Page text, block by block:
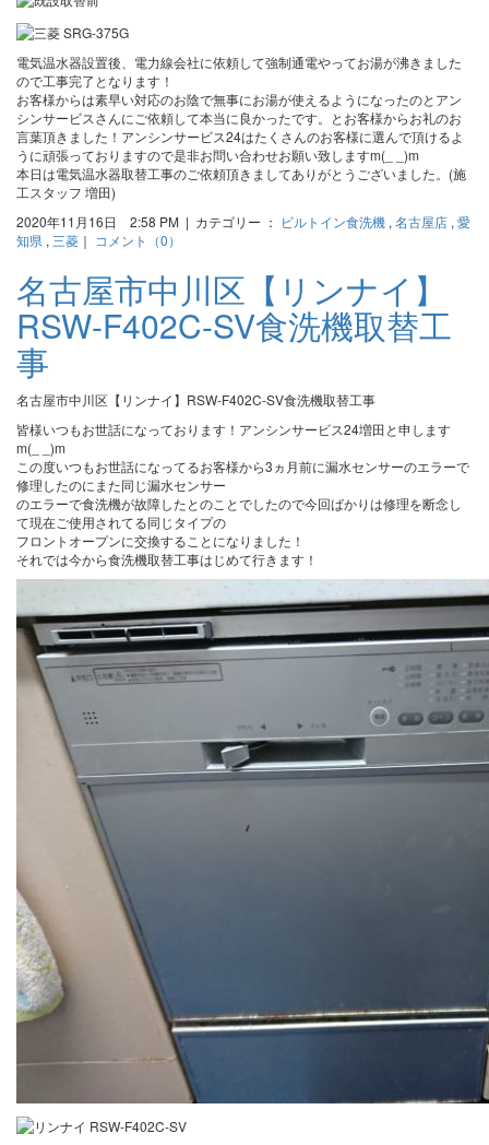
電気温水器設置後、電力線会社に依頼して強制通電やってお湯が沸きました
ので工事完了となります！
お客様からは素早い対応のお陰で無事にお湯が使えるようになったのとアン
シンサービスさんにご依頼して本当に良かったです。とお客様からお礼のお
言葉頂きました！アンシンサービス24はたくさんのお客様に選んで頂けるよ
うに頑張っておりますので是非お問い合わせお願い致しますm(_ _)m
本日は電気温水器取替工事のご依頼頂きましてありがとうございました。(施
工スタッフ 増田)
2020年11月16日 2:58 PM | カテゴリー ： ビルトイン食洗機 , 名古屋店 , 愛
知県 , 三菱 ｜ コメント（0）
名古屋市中川区【リンナイ】
RSW-F402C-SV食洗機取替工
事
名古屋市中川区【リンナイ】RSW-F402C-SV食洗機取替工事
皆様いつもお世話になっております！アンシンサービス24増田と申します
m(_ _)m
この度いつもお世話になってるお客様から3ヵ月前に漏水センサーのエラーで
修理したのにまた同じ漏水センサー
のエラーで食洗機が故障したとのことでしたので今回ばかりは修理を断念し
て現在ご使用されてる同じタイプの
フロントオープンに交換することになりました！
それでは今から食洗機取替工事はじめて行きます！